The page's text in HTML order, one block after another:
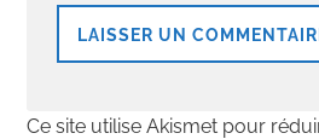
Ce site utilise Akismet pour